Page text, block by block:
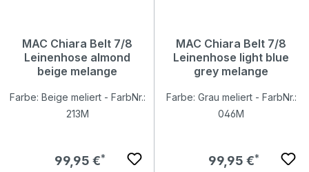
MAC Chiara Belt 7/8
Leinenhose almond
beige melange
Farbe: Beige meliert - FarbNr.:
213M
Regulärer Preis:
99,95 €
MAC Chiara Belt 7/8
Leinenhose light blue
grey melange
Farbe: Grau meliert - FarbNr.:
046M
Regulärer Preis:
99,95 €